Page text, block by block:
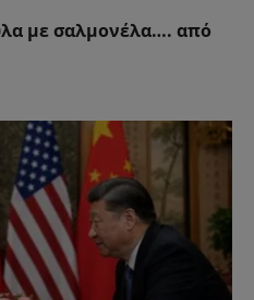
με σαλμονέλα…. από